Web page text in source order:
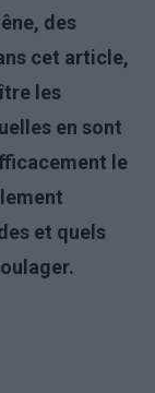
des
cet article,
les
en sont
le
et quels